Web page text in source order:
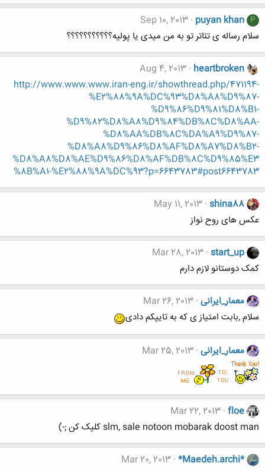
P
puyan khan
Sep 10, 2013
سلام رساله ی تئاتر تو به من میدی یا پولیه؟؟؟؟؟؟؟؟؟؟؟
heartbroken
Aug 4, 2013
http://www.www.www.iran-eng.ir/showthread.php/471194-
%E2%88%9A%DC%93%D8%A8%D9%87-
%D9%86%D9%81%D8%B1-
%D9%82%D8%A8%D9%84%DB%8C%D8%AA-
%D8%AA%DB%8C%DA%A9%D9%87-
%D8%A8%D9%86%D8%AF%D8%A7%D8%B2-
%D8%A8%D8%AE%D9%86%D8%AF%DB%8C%D9%85%E3
%8B%A1-%E2%88%9A%DC%93?p=6643783#post6643783
shina88
May 11, 2013
عکس های روح نواز
start_up
Mar 28, 2013
کمک دوستانو لازم دارم
معمار_ایرانی Mar 26, 2013
سلام ,بابت امتیاز ی که به تایپکم دادی
معمار_ایرانی Mar 25, 2013
floe
Mar 22, 2013
slm, sale notoon mobarak doost man کلیک کن ;-)
*Maedeh.archi*
Mar 20, 2013